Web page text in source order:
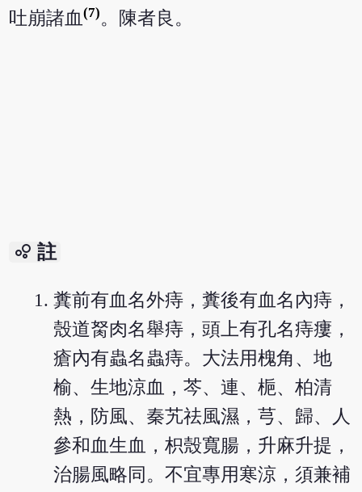
吐崩諸血(7)。陳者良。
bubble_chart 註
糞前有血名外痔，糞後有血名內痔，
殼道胬肉名舉痔，頭上有孔名痔瘻，
瘡內有蟲名蟲痔。大法用槐角、地
榆、生地涼血，芩、連、梔、柏清
熱，防風、秦艽祛風濕，芎、歸、人
參和血生血，枳殼寬腸，升麻升提，
治腸風略同。不宜專用寒涼，須兼補